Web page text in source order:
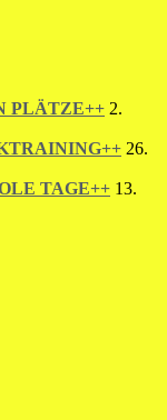
PLÄTZE++ 2.
26.
TAGE++ 13.